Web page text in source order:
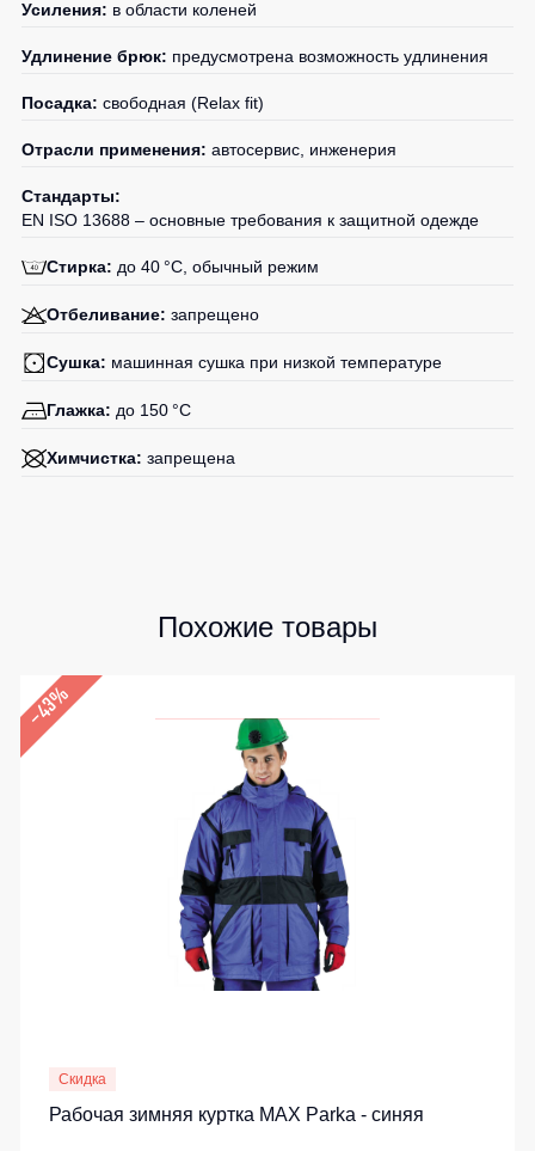
Усиления: в области коленей
Удлинение брюк: предусмотрена возможность удлинения
Посадка: свободная (Relax fit)
Отрасли применения: автосервис, инженерия
Стандарты:
EN ISO 13688 – основные требования к защитной одежде
Стирка: до 40 °C, обычный режим
Отбеливание: запрещено
Сушка: машинная сушка при низкой температуре
Глажка: до 150 °C
Химчистка: запрещена
Похожие товары
–43%
Скидка
Рабочая зимняя куртка MAX Parka - синяя